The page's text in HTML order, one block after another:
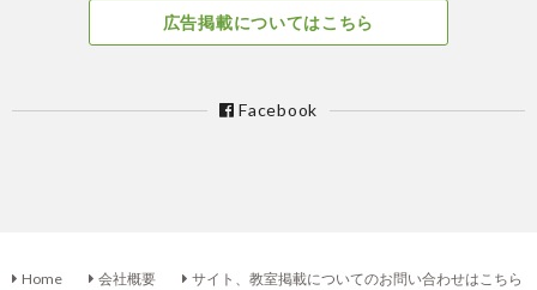
広告掲載についてはこちら
Facebook
Home 会社概要 サイト、教室掲載についてのお問い合わせはこちら